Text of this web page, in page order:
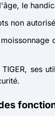
le
non
ses